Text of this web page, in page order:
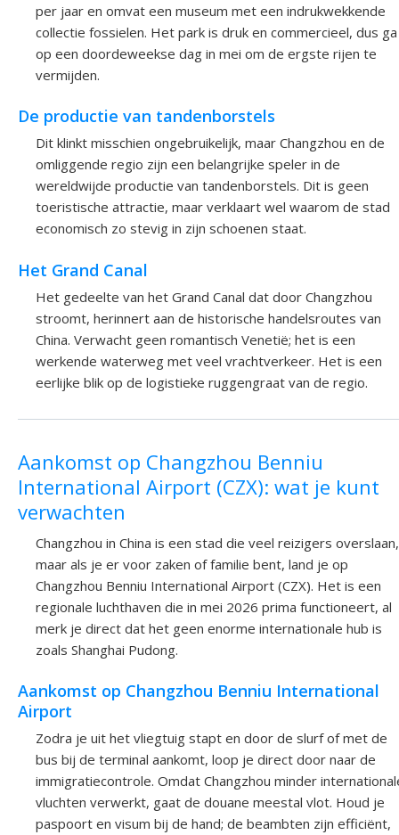
per jaar en omvat een museum met een indrukwekkende
collectie fossielen. Het park is druk en commercieel, dus ga
op een doordeweekse dag in mei om de ergste rijen te
vermijden.
De productie van tandenborstels
Dit klinkt misschien ongebruikelijk, maar Changzhou en de
omliggende regio zijn een belangrijke speler in de
wereldwijde productie van tandenborstels. Dit is geen
toeristische attractie, maar verklaart wel waarom de stad
economisch zo stevig in zijn schoenen staat.
Het Grand Canal
Het gedeelte van het Grand Canal dat door Changzhou
stroomt, herinnert aan de historische handelsroutes van
China. Verwacht geen romantisch Venetië; het is een
werkende waterweg met veel vrachtverkeer. Het is een
eerlijke blik op de logistieke ruggengraat van de regio.
Aankomst op Changzhou Benniu
International Airport (CZX): wat je kunt
verwachten
Changzhou in China is een stad die veel reizigers overslaan,
maar als je er voor zaken of familie bent, land je op
Changzhou Benniu International Airport (CZX). Het is een
regionale luchthaven die in mei 2026 prima functioneert, al
merk je direct dat het geen enorme internationale hub is
zoals Shanghai Pudong.
Aankomst op Changzhou Benniu International
Airport
Zodra je uit het vliegtuig stapt en door de slurf of met de
bus bij de terminal aankomt, loop je direct door naar de
immigratiecontrole. Omdat Changzhou minder
vluchten verwerkt, gaat de douane meestal vlot. Houd je
paspoort en visum bij de hand; de beambten zijn efficiënt,